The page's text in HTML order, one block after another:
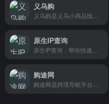
义乌购
原生IP查询
购途网